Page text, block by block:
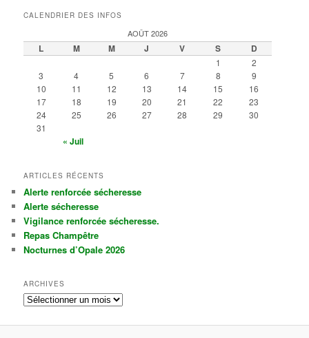
CALENDRIER DES INFOS
AOÛT 2026
L M M J V S D
1
2
3
4 5 6 7 8
9
10
11 12 13 14 15
16
17
18 19 20 21 22
23
24
25 26 27 28 29
30
31
« Juil
ARTICLES RÉCENTS
Alerte renforcée sécheresse
Alerte sécheresse
Vigilance renforcée sécheresse.
Repas Champêtre
Nocturnes d’Opale 2026
ARCHIVES
A
c